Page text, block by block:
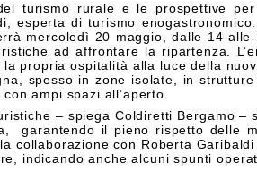
turismo rurale e le prospettive
esperta di turismo
mercoledì 20 maggio, dalle 14
ad affrontare la ripartenza.
propria ospitalità alla luce della
spesso in zone isolate, in
ampi spazi all’aperto.
– spiega Coldiretti Bergamo
garantendo il pieno rispetto delle
collaborazione con Roberta
indicando anche alcuni spunti